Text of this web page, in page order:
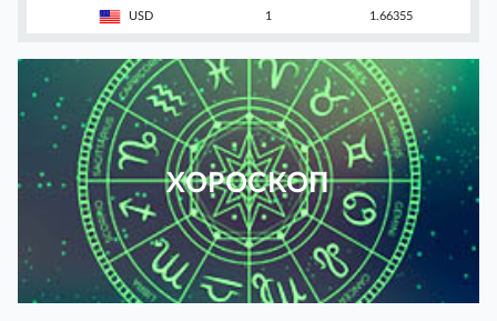
USD 1 1.66355
ХОРОСКОП